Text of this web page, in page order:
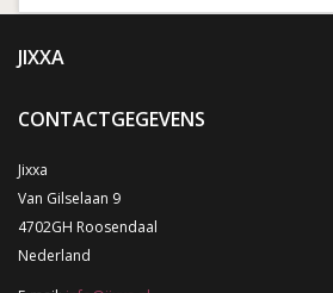
JIXXA
CONTACTGEGEVENS
Jixxa
Van Gilselaan 9
4702GH Roosendaal
Nederland